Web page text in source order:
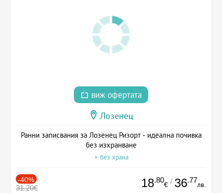
виж офертата
Лозенец
Ранни записвания за Лозенец Ризорт - идеална почивка
без изхранване
+ без храна
-40%
31.20€ 18.80
€ / 36.77
лв.